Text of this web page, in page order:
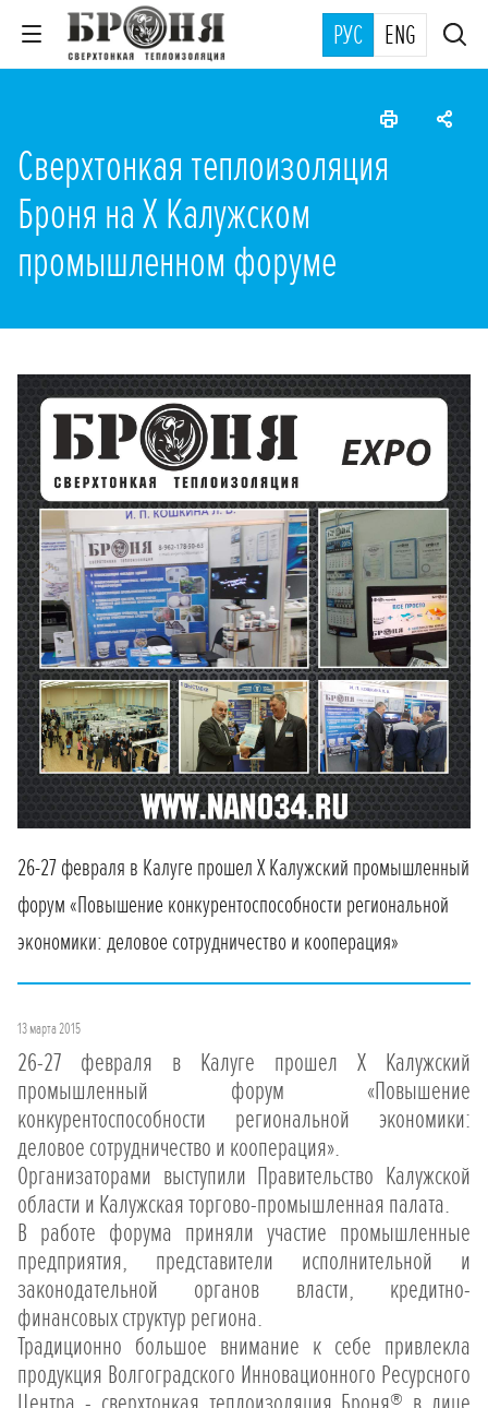
РУС ENG
Сверхтонкая теплоизоляция
Броня на Х Калужском
промышленном форуме
26-27 февраля в Калуге прошел Х Калужский промышленный
форум «Повышение конкурентоспособности региональной
экономики: деловое сотрудничество и кооперация»
13 марта 2015
26-27 февраля в Калуге прошел Х Калужский
промышленный форум «Повышение
конкурентоспособности региональной экономики:
деловое сотрудничество и кооперация».
Организаторами выступили Правительство Калужской
области и Калужская торгово-промышленная палата.
В работе форума приняли участие промышленные
предприятия, представители исполнительной и
законодательной органов власти, кредитно-
финансовых структур региона.
Традиционно большое внимание к себе привлекла
продукция Волгоградского Инновационного Ресурсного